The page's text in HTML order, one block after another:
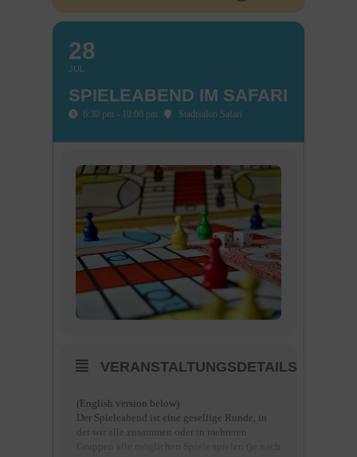
28
JUL
SPIELEABEND IM SAFARI
6:30 pm - 10:00 pm Stadtsalon Safari
VERANSTALTUNGSDETAILS
(English version below)
Der Spieleabend ist eine gesellige Runde, in
der wir alle zusammen oder in mehreren